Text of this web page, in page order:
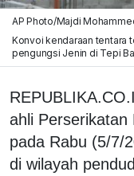
AP Photo/Majdi
Konvoi kendaraan tentara
pengungsi Jenin di Tepi
ahli Perserikatan
pada Rabu (5/7/
di wilayah